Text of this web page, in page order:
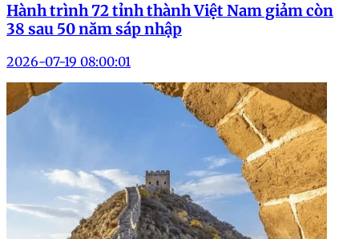
Hành trình 72 tỉnh thành Việt Nam giảm còn
38 sau 50 năm sáp nhập
2026-07-19 08:00:01